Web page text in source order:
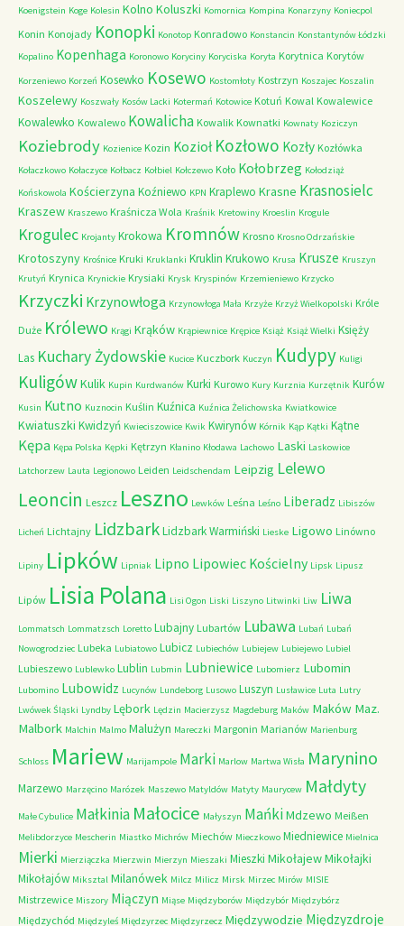
Koenigstein Koge Kolesin Kolno Koluszki Komornica Kompina Konarzyny Koniecpol
Konin Konojady Konopki Konotop Konradowo Konstancin Konstantynów Łódzki
Kopalino Kopenhaga Koronowo Koryciny Koryciska Koryta Korytnica Korytów
Korzeniewo Korzeń Kosewko Kosewo Kostomłoty Kostrzyn Koszajec Koszalin
Koszelewy Koszwały Kosów Lacki Kotermań Kotowice Kotuń Kowal Kowalewice
Kowalewko Kowalewo Kowalicha Kowalik Kownatki Kownaty Koziczyn
Koziebrody Kozienice Kozin Kozioł Kozłowo Kozły Kozłówka
Kołaczkowo Kołaczyce Kołbacz Kołbiel Kołczewo Koło Kołobrzeg Kołodziąż
Końskowola Kościerzyna Koźniewo KPN Kraplewo Krasne Krasnosielc
Kraszew Kraszewo Kraśnicza Wola Kraśnik Kretowiny Kroeslin Krogule
Krogulec Krojanty Krokowa Kromnów Krosno Krosno Odrzańskie
Krotoszyny Krośnice Kruki Kruklanki Kruklin Krukowo Krusa Krusze Kruszyn
Krutyń Krynica Krynickie Krysiaki Krysk Kryspinów Krzemieniewo Krzycko
Krzyczki Krzynowłoga Krzynowłoga Mała Krzyże Krzyż Wielkopolski Króle
Duże Królewo Krągi Krąków Krąpiewnice Krępice Książ Książ Wielki Księży
Las Kuchary Żydowskie Kucice Kuczbork Kuczyn Kudypy Kuligi
KuligówKulik Kupin Kurdwanów Kurki Kurowo Kury Kurznia Kurzętnik Kurów
Kusin Kutno Kuznocin Kuślin Kuźnica Kuźnica Żelichowska Kwiatkowice
Kwiatuszki Kwidzyń Kwieciszowice Kwik Kwirynów Kórnik Kąp Kątki Kątne
Kępa Kępa Polska Kępki Kętrzyn Kłanino Kłodawa Lachowo Laski Laskowice
Latchorzew Lauta Legionowo Leiden Leidschendam Leipzig Lelewo
Leoncin Leszcz Leszno Lewków Leśna Leśno Liberadz Libiszów
Licheń Lichtajny LidzbarkLidzbark Warmiński Lieske Ligowo Linówno
Lipiny Lipków Lipniak Lipno Lipowiec Kościelny Lipsk Lipusz
Lipów Lisia Polana Lisi Ogon Liski Liszyno Litwinki Liw Liwa
Lommatsch Lommatzsch Loretto Lubajny Lubartów Lubawa Lubań Lubań
Nowogrodziec Lubeka Lubiatowo Lubicz Lubiechów Lubiejew Lubiejewo Lubiel
Lubieszewo Lublewko Lublin Lubmin Lubniewice Lubomierz Lubomin
Lubomino Lubowidz Lucynów Lundeborg Lusowo Luszyn Lusławice Luta Lutry
Lwówek Śląski Lyndby Lębork Lędzin Macierzysz Magdeburg Maków Maków Maz.
Malbork Malchin Malmo Malużyn Mareczki Margonin Marianów Marienburg
Schloss Mariew Marijampole Marki Marlow Martwa Wisła Marynino
Marzewo Marzęcino Marózek Maszewo Matyldów Matyty Maurycew Małdyty
Małe Cybulice Małkinia Małocice Małyszyn MańkiMdzewo Meißen
Melibdorzyce Mescherin Miastko Michrów Miechów Mieczkowo Miedniewice Mielnica
Mierki Mierziączka Mierzwin Mierzyn Mieszaki Mieszki MikołajewMikołajki
Mikołajów Miksztal Milanówek Milcz Milicz Mirsk Mirzec Mirów MISIE
Mistrzewice Miszory Miączyn Miąse Międzyborów Międzybór Międzybórz
Międzychód Międzyleś Międzyrzec Międzyrzecz Międzywodzie Międzyzdroje